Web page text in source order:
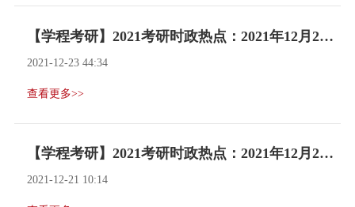
【学程考研】2021考研时政热点：2021年12月22日
2021-12-23 44:34
查看更多>>
【学程考研】2021考研时政热点：2021年12月20日
2021-12-21 10:14